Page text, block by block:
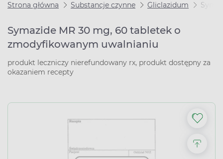
Strona główna Substancje czynne Gliclazidum
Symazide MR 30 mg, 60 tabletek o
zmodyfikowanym uwalnianiu
produkt leczniczy nierefundowany rx, produkt dostępny za
okazaniem recepty